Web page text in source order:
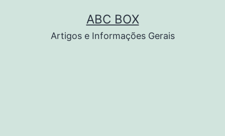
ABC BOX
Artigos e Informações Gerais